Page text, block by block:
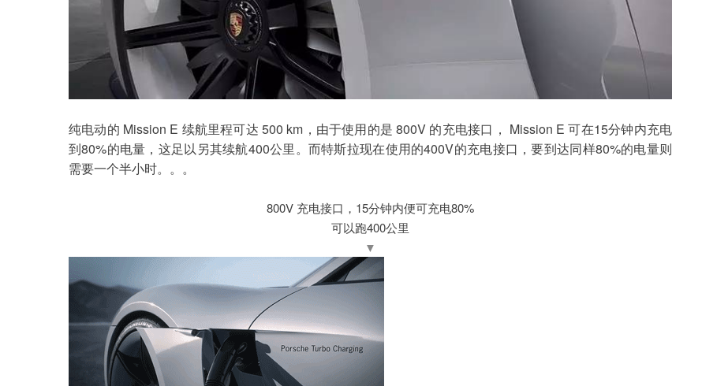
纯电动的 Mission E 续航里程可达 500 km，由于使用的是 800V 的充电接口， Mission E 可在15分钟内充电
到80%的电量，这足以另其续航400公里。而特斯拉现在使用的400V的充电接口，要到达同样80%的电量则
需要一个半小时。。。
800V 充电接口，15分钟内便可充电80%
可以跑400公里
▼